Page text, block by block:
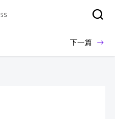
下一篇